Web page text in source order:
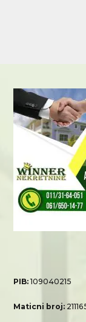
PIB:109040215
Maticni broj: